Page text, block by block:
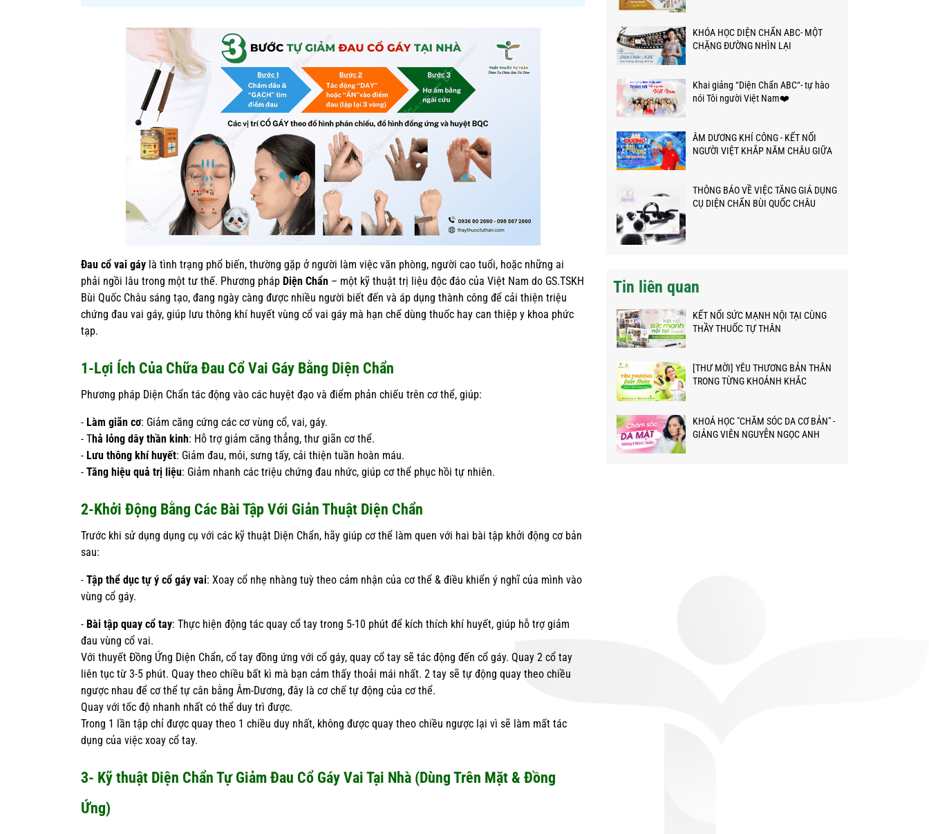
Đau cổ vai gáy là tình trạng phổ biến, thường gặp ở người làm việc văn phòng, người cao tuổi, hoặc những ai
phải ngồi lâu trong một tư thế. Phương pháp Diện Chẩn – một kỹ thuật trị liệu độc đáo của Việt Nam do GS.TSKH
Bùi Quốc Châu sáng tạo, đang ngày càng được nhiều người biết đến và áp dụng thành công để cải thiện triệu
chứng đau vai gáy, giúp lưu thông khí huyết vùng cổ vai gáy mà hạn chế dùng thuốc hay can thiệp y khoa phức
tạp.
1-Lợi Ích Của Chữa Đau Cổ Vai Gáy Bằng Diện Chẩn
Phương pháp Diện Chẩn tác động vào các huyệt đạo và điểm phản chiếu trên cơ thể, giúp:
- Làm giãn cơ: Giảm căng cứng các cơ vùng cổ, vai, gáy.
- Thả lỏng dây thần kinh: Hỗ trợ giảm căng thẳng, thư giãn cơ thể.
- Lưu thông khí huyết: Giảm đau, mỏi, sưng tấy, cải thiện tuần hoàn máu.
- Tăng hiệu quả trị liệu: Giảm nhanh các triệu chứng đau nhức, giúp cơ thể phục hồi tự nhiên.
2-Khởi Động Bằng Các Bài Tập Với Giản Thuật Diện Chẩn
Trước khi sử dụng dụng cụ với các kỹ thuật Diện Chẩn, hãy giúp cơ thể làm quen với hai bài tập khởi động cơ bản
sau:
- Tập thể dục tự ý cổ gáy vai: Xoay cổ nhẹ nhàng tuỳ theo cảm nhận của cơ thể & điều khiển ý nghĩ của mình vào
vùng cổ gáy.
- Bài tập quay cổ tay: Thực hiện động tác quay cổ tay trong 5-10 phút để kích thích khí huyết, giúp hỗ trợ giảm
đau vùng cổ vai.
Với thuyết Đồng Ứng Diện Chẩn, cổ tay đồng ứng với cổ gáy, quay cổ tay sẽ tác động đến cổ gáy. Quay 2 cổ tay
liên tục từ 3-5 phút. Quay theo chiều bất kì mà bạn cảm thấy thoải mái nhất. 2 tay sẽ tự động quay theo chiều
ngược nhau để cơ thể tự cân bằng Âm-Dương, đây là cơ chế tự động của cơ thể.
Quay với tốc độ nhanh nhất có thể duy trì được.
Trong 1 lần tập chỉ được quay theo 1 chiều duy nhất, không được quay theo chiều ngược lại vì sẽ làm mất tác
dụng của việc xoay cổ tay.
3- Kỹ thuật Diện Chẩn Tự Giảm Đau Cổ Gáy Vai Tại Nhà (Dùng Trên Mặt & Đồng
Ứng)
KHÓA HỌC DIỆN CHẨN ABC- MỘT
CHẶNG ĐƯỜNG NHÌN LẠI
Khai giảng “Diện Chẩn ABC“- tự hào
nói Tôi người Việt Nam❤️
ÂM DƯƠNG KHÍ CÔNG - KẾT NỐI
NGƯỜI VIỆT KHẮP NĂM CHÂU GIỮA
THÔNG BÁO VỀ VIỆC TĂNG GIÁ DỤNG
CỤ DIỆN CHẨN BÙI QUỐC CHÂU
Tin liên quan
KẾT NỐI SỨC MẠNH NỘI TẠI CÙNG
THẦY THUỐC TỰ THÂN
[THƯ MỜI] YÊU THƯƠNG BẢN THÂN
TRONG TỪNG KHOẢNH KHẮC
KHOÁ HỌC "CHĂM SÓC DA CƠ BẢN" -
GIẢNG VIÊN NGUYỄN NGỌC ANH